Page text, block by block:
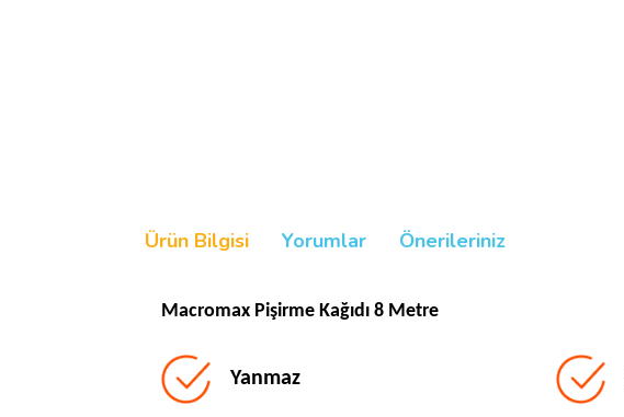
Ürün Bilgisi Yorumlar Önerileriniz
Macromax Pişirme Kağıdı 8 Metre
Yanmaz